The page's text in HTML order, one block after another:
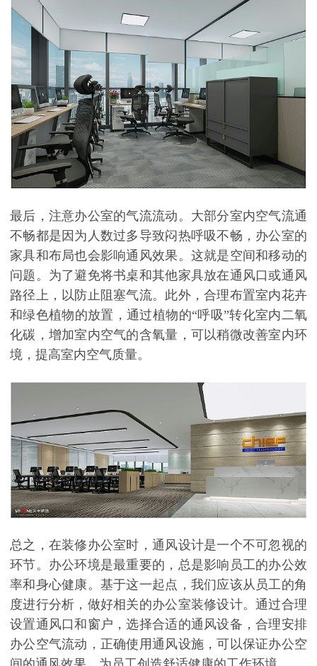
最后，注意办公室的气流流动。大部分室内空气流通
不畅都是因为人数过多导致闷热呼吸不畅，办公室的
家具和布局也会影响通风效果。这就是空间和移动的
问题。为了避免将书桌和其他家具放在通风口或通风
路径上， 以防止阻塞气流。 此外，合理布置室内花卉
和绿色植物的放置，通过植物的“呼吸”转化室内二氧
化碳，增加室内空气的含氧量，可以稍微改善室内环
境，提高室内空气质量。
总之，在装修办公室时，通风设计是一个不可忽视的
环节。办公环境是最重要的，总是影响员工的办公效
率和身心健康。基于这一起点，我们应该从员工的角
度进行分析，做好相关的办公室装修设计。通过合理
设置通风口和窗户，选择合适的通风设备，合理安排
办公空气流动，正确使用通风设施，可以保证办公空